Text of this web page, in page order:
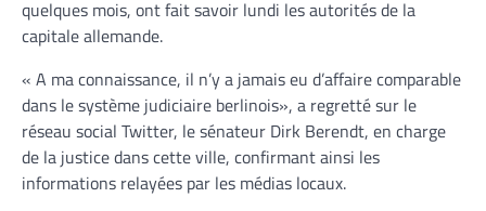
quelques mois, ont fait savoir lundi les autorités de la
capitale allemande.
« A ma connaissance, il n’y a jamais eu d’affaire comparable
dans le système judiciaire berlinois», a regretté sur le
réseau social Twitter, le sénateur Dirk Berendt, en charge
de la justice dans cette ville, confirmant ainsi les
informations relayées par les médias locaux.